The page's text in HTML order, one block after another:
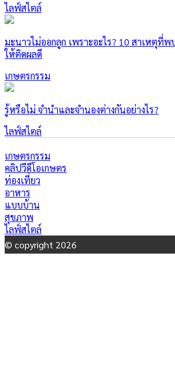
ไลฟ์สไตล์
มะนาวไม่ออกลูก เพราะอะไร? 10 สาเหตุที่
ให้ติดผลดี
เกษตรกรรม
รู้หรือไม่ จำนำและจำนองต่างกันอย่างไร?
ไลฟ์สไตล์
เกษตรกรรม
คลิปวีดีโอเกษตร
ท่องเที่ยว
อาหาร
แบบบ้าน
สุขภาพ
ไลฟ์สไตล์
© copyright 2026